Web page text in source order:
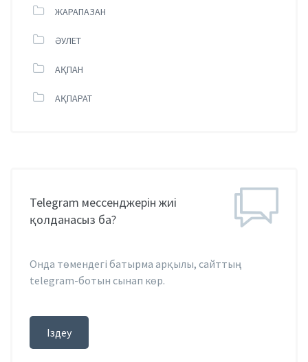
ЖАРАПАЗАН
ӘУЛЕТ
АҚПАН
АҚПАРАТ
Telegram мессенджерін жиі
қолданасыз ба?
Онда төмендегі батырма арқылы, сайттың
telegram-ботын сынап көр.
Іздеу